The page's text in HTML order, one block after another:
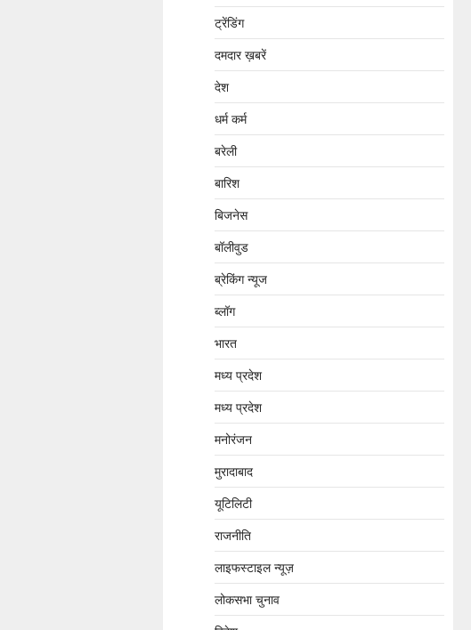
ट्रेंडिंग
दमदार ख़बरें
देश
धर्म कर्म
बरेली
बारिश
बिजनेस
बॉलीवुड
ब्रेकिंग न्यूज
ब्लॉग
भारत
मध्य प्रदेश
मध्य प्रदेश
मनोरंजन
मुरादाबाद
यूटिलिटी
राजनीति
लाइफस्टाइल न्यूज़
लोकसभा चुनाव